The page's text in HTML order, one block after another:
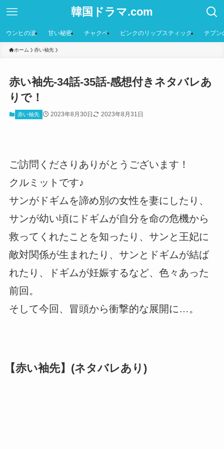
韓国ドラマ.com
ウンヒの涙 甘い秘密 チャクペ ピンクのリップスティック テプン
ホーム 赤い袖先
赤い袖先-34話-35話-感想付きネタバレあ
りで！
赤い袖先 2023年8月30日 2023年8月31日
ご訪問くださりありがとうございます！
クルミットです♪
サンがドギムを諦め別の女性を妻にしたり、
サンが幼い頃にドギムが自分を命の危機から
救ってくれたことを知ったり、サンと王妃に
敵対関係が生まれたり、サンとドギムが結ば
れたり、ドギムが妊娠するなど、色々あった
前回。
そして今回、冒頭から衝撃的な展開に…。
【赤い袖先】(ネタバレあり)